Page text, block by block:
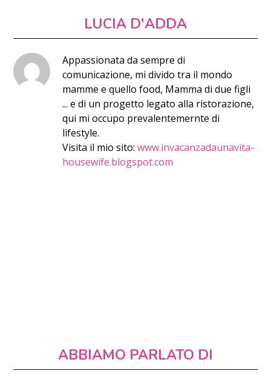
LUCIA D'ADDA
Appassionata da sempre di
comunicazione, mi divido tra il mondo
mamme e quello food, Mamma di due figli
... e di un progetto legato alla ristorazione,
qui mi occupo prevalentemernte di
lifestyle.
Visita il mio sito:www.invacanzadaunavita-
housewife.blogspot.com
ABBIAMO PARLATO DI